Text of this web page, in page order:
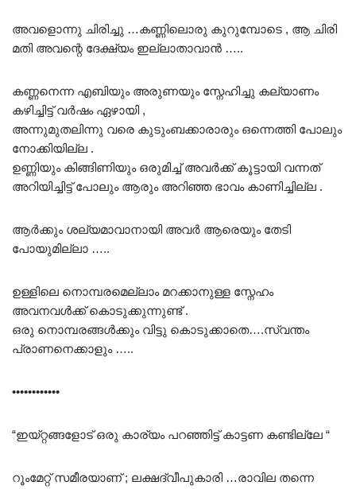
അവളൊന്നു ചിരിച്ചു …കണ്ണിലൊരു കുറുമ്പോടെ , ആ ചിരി
മതി അവന്റെ ദേക്ഷ്യം ഇല്ലാതാവാൻ …..
കണ്ണനെന്ന എബിയും അരുണയും സ്നേഹിച്ചു കല്യാണം
കഴിച്ചിട്ട് വർഷം ഏഴായി ,
അന്നുമുതലിന്നു വരെ കുടുംബക്കാരാരും ഒന്നെത്തി പോലും
നോക്കിയില്ല .
ഉണ്ണിയും കിങ്ങിണിയും ഒരുമിച്ച് അവർക്ക് കൂട്ടായി വന്നത്
അറിയിച്ചിട്ട് പോലും ആരും അറിഞ്ഞ ഭാവം കാണിച്ചില്ല .
ആർക്കും ശല്യമാവാനായി അവർ ആരെയും തേടി
പോയുമില്ലാ …..
ഉള്ളിലെ നൊമ്പരമെല്ലാം മറക്കാനുള്ള സ്നേഹം
അവനവൾക്ക് കൊടുക്കുന്നുണ്ട് .
ഒരു നൊമ്പരങ്ങൾക്കും വിട്ടു കൊടുക്കാതെ….സ്വന്തം
പ്രാണനെക്കാളും …..
••••••••••••
“ഇയ്റ്റങ്ങളോട് ഒരു കാര്യം പറഞ്ഞിട്ട് കാട്ടണ കണ്ടില്ലേ “
റൂംമേറ്റ് സമീരയാണ് ; ലക്ഷദ്വീപുകാരി …രാവില തന്നെ